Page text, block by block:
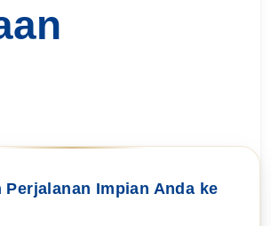
Perjalanan Impian Anda ke